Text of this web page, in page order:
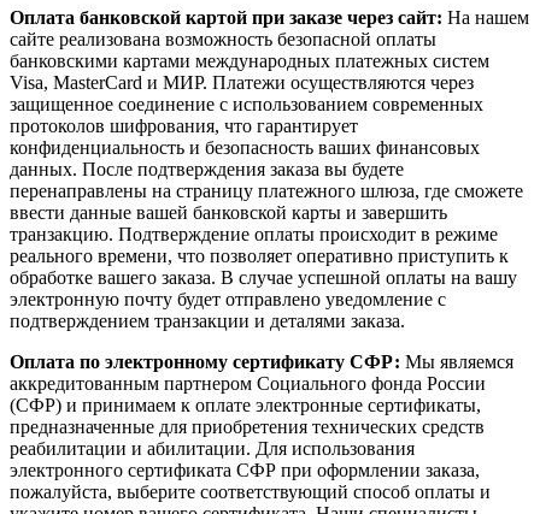
Оплата банковской картой при заказе через сайт: На нашем
сайте реализована возможность безопасной оплаты
банковскими картами международных платежных систем
Visa, MasterCard и МИР. Платежи осуществляются через
защищенное соединение с использованием современных
протоколов шифрования, что гарантирует
конфиденциальность и безопасность ваших финансовых
данных. После подтверждения заказа вы будете
перенаправлены на страницу платежного шлюза, где сможете
ввести данные вашей банковской карты и завершить
транзакцию. Подтверждение оплаты происходит в режиме
реального времени, что позволяет оперативно приступить к
обработке вашего заказа. В случае успешной оплаты на вашу
электронную почту будет отправлено уведомление с
подтверждением транзакции и деталями заказа.
Оплата по электронному сертификату СФР: Мы являемся
аккредитованным партнером Социального фонда России
(СФР) и принимаем к оплате электронные сертификаты,
предназначенные для приобретения технических средств
реабилитации и абилитации. Для использования
электронного сертификата СФР при оформлении заказа,
пожалуйста, выберите соответствующий способ оплаты и